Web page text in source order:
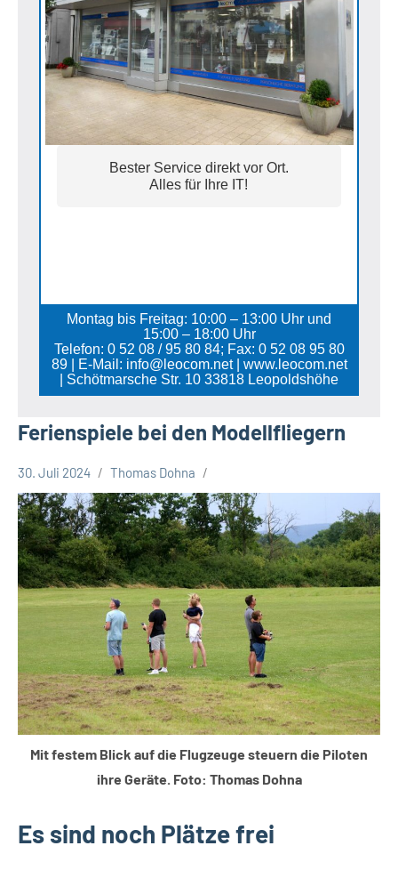
Bester Service direkt vor Ort.
Alles für Ihre IT!
Montag bis Freitag: 10:00 – 13:00 Uhr und
15:00 – 18:00 Uhr
Telefon: 0 52 08 / 95 80 84; Fax: 0 52 08 95 80
89 | E-Mail: info@leocom.net | www.leocom.net
| Schötmarsche Str. 10 33818 Leopoldshöhe
Ferienspiele bei den Modellfliegern
Leopoldshöhe
30. Juli 2024 Thomas Dohna
Mit festem Blick auf die Flugzeuge steuern die Piloten
ihre Geräte. Foto: Thomas Dohna
Es sind noch Plätze frei